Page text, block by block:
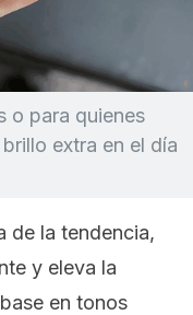
o para quienes
extra en el día
de la tendencia,
y eleva la
en tonos